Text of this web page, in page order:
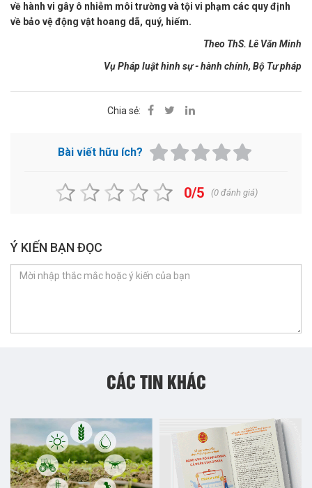
về hành vi gây ô nhiễm môi trường và tội vi phạm các quy định
về bảo vệ động vật hoang dã, quý, hiếm.
Theo ThS. Lê Văn Minh
Vụ Pháp luật hình sự - hành chính, Bộ Tư pháp
Chia sẻ:
Bài viết hữu ích?
0/5 (0đánh giá)
Ý KIẾN BẠN ĐỌC
CÁC TIN KHÁC